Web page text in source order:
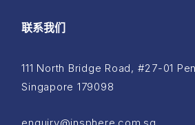
联系我们
111 North Bridge Road, #27-01
Singapore 179098
enquiry@insphere.com.sg